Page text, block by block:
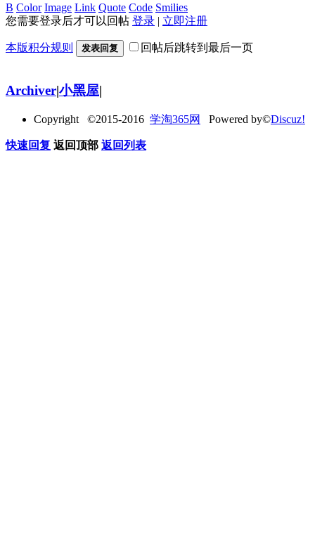
B Color Image Link Quote Code Smilies
您需要登录后才可以回帖 登录 | 立即注册
本版积分规则 发表回复 回帖后跳转到最后一页
Archiver|小黑屋|
Copyright ©2015-2016 学淘365网 Powered by©Discuz!
快速回复 返回顶部 返回列表